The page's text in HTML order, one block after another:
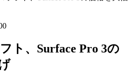
ト、Surface Pro 3の